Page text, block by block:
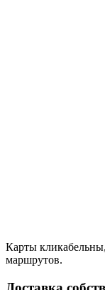
Карты
маршрутов.